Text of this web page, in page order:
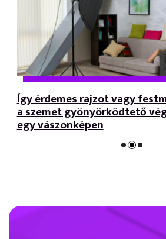
Így érdemes rajzot vagy
a szemet gyönyörködtető
egy vászonképen